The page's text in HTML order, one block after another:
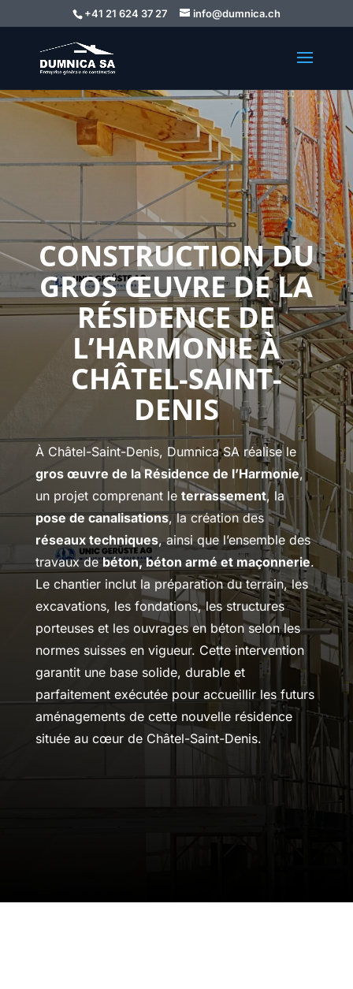
+41 21 624 37 27 info@dumnica.ch
CONSTRUCTION DU
GROS ŒUVRE DE LA
RÉSIDENCE DE
L’HARMONIE À
CHÂTEL-SAINT-
DENIS
À Châtel-Saint-Denis, Dumnica SA réalise le
gros œuvre de la Résidence de l’Harmonie,
un projet comprenant le terrassement, la
pose de canalisations, la création des
réseaux techniques, ainsi que l’ensemble des
travaux debéton, béton armé et maçonnerie.
Le chantier inclut la préparation du terrain, les
excavations, les fondations, les structures
porteuses et les ouvrages en béton selon les
normes suisses en vigueur. Cette intervention
garantit une base solide, durable et
parfaitement exécutée pour accueillir les futurs
aménagements de cette nouvelle résidence
située au cœur de Châtel-Saint-Denis.